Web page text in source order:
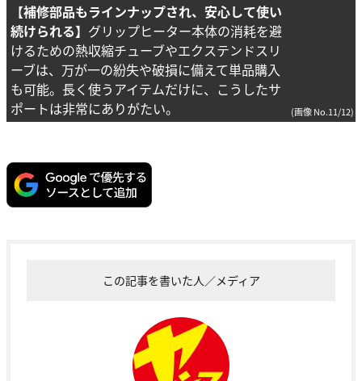
【補修部品もラインナップされ、安心して使い
続けられる】 グリップヒーター本体の消耗を避
けるための熱収縮チューブやエクステンドスリ
ーブは、万が一の紛失や破損に備えて単品購入
も可能。長く使うアイテムだけに、こうしたサ
ポートは非常にありがたい。
(画像 No.11/12)
この記事を書いた人／メディア